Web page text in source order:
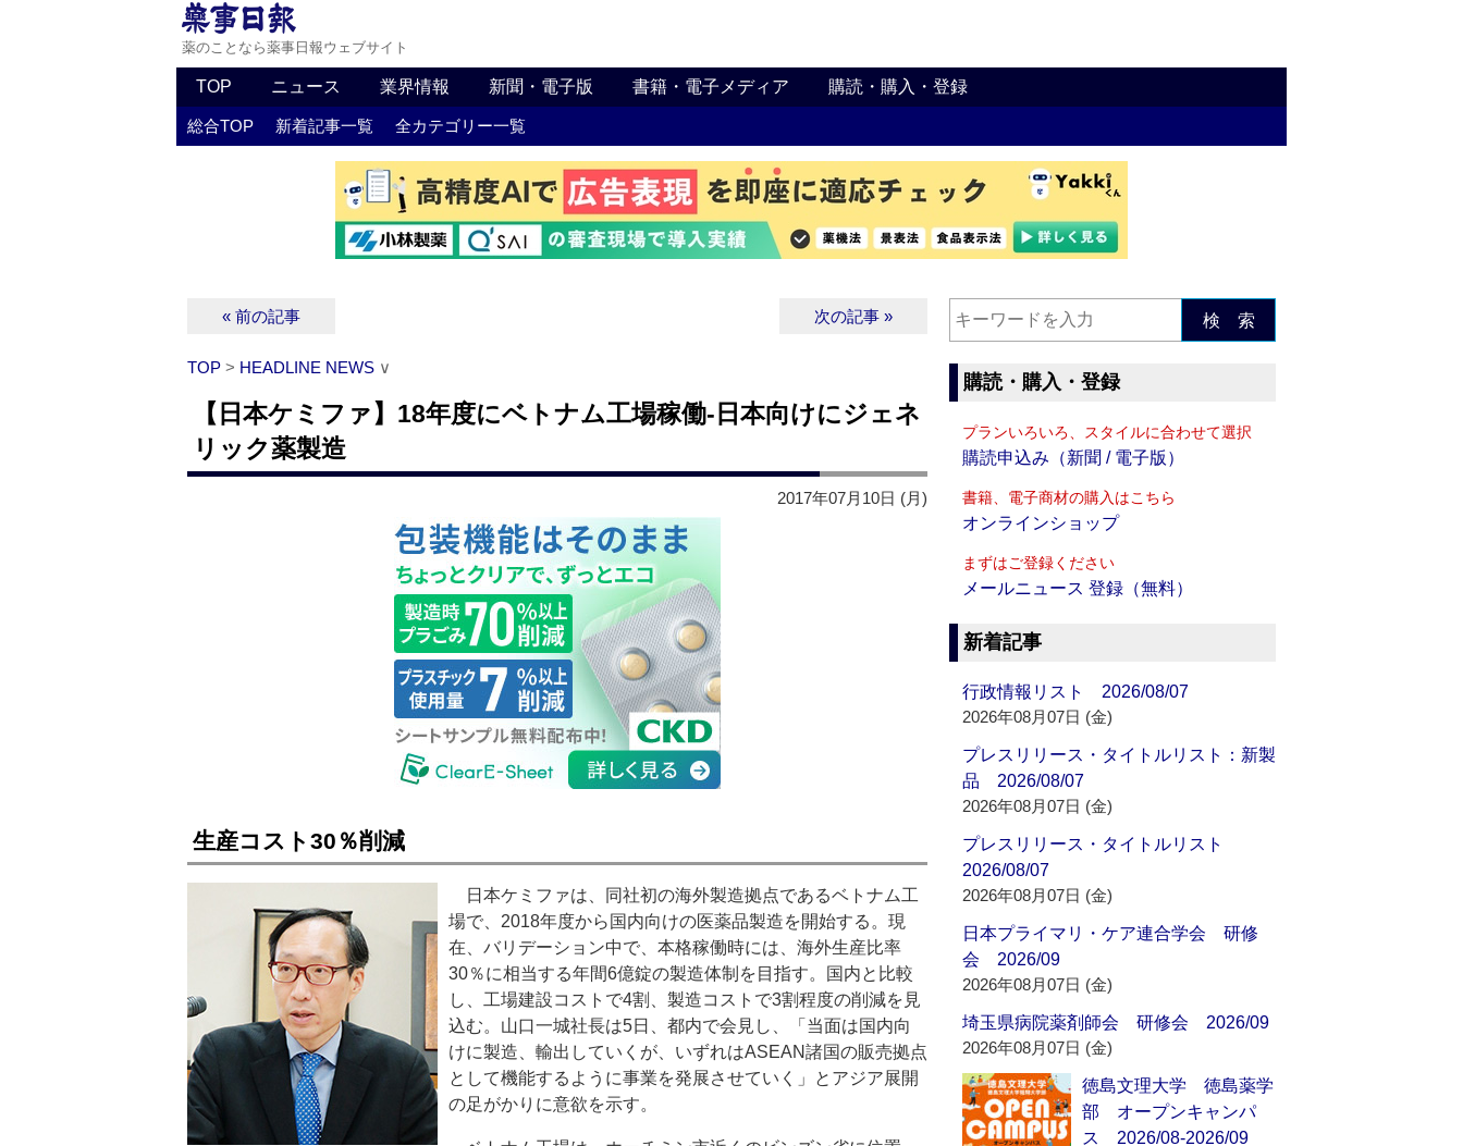
薬のことなら薬事日報ウェブサイト
TOP ニュース 業界情報 新聞・電子版 書籍・電子メディア 購読・購入・登録
総合TOP 新着記事一覧 全カテゴリー一覧
« 前の記事 次の記事 »
TOP > HEADLINE NEWS ∨
【日本ケミファ】18年度にベトナム工場稼働‐日本向けにジェネ
リック薬製造
2017年07月10日 (月)
生産コスト30％削減
日本ケミファは、同社初の海外製造拠点であるベトナム工
場で、2018年度から国内向けの医薬品製造を開始する。現
在、バリデーション中で、本格稼働時には、海外生産比率
30％に相当する年間6億錠の製造体制を目指す。国内と比較
し、工場建設コストで4割、製造コストで3割程度の削減を見
込む。山口一城社長は5日、都内で会見し、「当面は国内向
けに製造、輸出していくが、いずれはASEAN諸国の販売拠点
として機能するように事業を発展させていく」とアジア展開
の足がかりに意欲を示す。
検 索
購読・購入・登録
プランいろいろ、スタイルに合わせて選択
購読申込み（新聞 / 電子版）
書籍、電子商材の購入はこちら
オンラインショップ
まずはご登録ください
メールニュース 登録（無料）
新着記事
行政情報リスト 2026/08/07
2026年08月07日 (金)
プレスリリース・タイトルリスト：新製
品 2026/08/07
2026年08月07日 (金)
プレスリリース・タイトルリスト
2026/08/07
2026年08月07日 (金)
日本プライマリ・ケア連合学会 研修
会 2026/09
2026年08月07日 (金)
埼玉県病院薬剤師会 研修会 2026/09
2026年08月07日 (金)
徳島文理大学 徳島薬学
部 オープンキャンパ
ス 2026/08-2026/09